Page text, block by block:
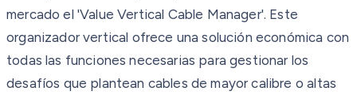
mercado el 'Value Vertical Cable Manager'. Este
organizador vertical ofrece una solución económica con
todas las funciones necesarias para gestionar los
desafíos que plantean cables de mayor calibre o altas